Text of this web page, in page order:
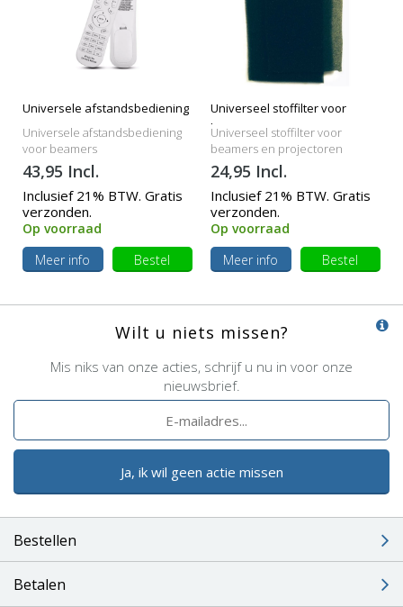
Universele afstandsbediening
Universele afstandsbediening
voor beamers
43,95 Incl.
Inclusief 21% BTW. Gratis
verzonden.
Op voorraad
Meer info
Bestel
Universeel stoffilter voor
beamers
Universeel stoffilter voor
beamers en projectoren
24,95 Incl.
Inclusief 21% BTW. Gratis
verzonden.
Op voorraad
Meer info
Bestel
Wilt u niets missen?
Mis niks van onze acties, schrijf u nu in voor onze
nieuwsbrief.
Ja, ik wil geen actie missen
Bestellen
Betalen